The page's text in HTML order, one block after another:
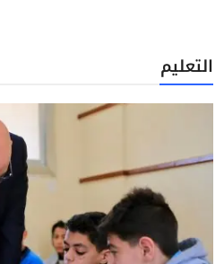
التعليم